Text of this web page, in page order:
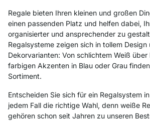
Regale bieten Ihren kleinen und großen
einen passenden Platz und helfen dabei,
organisierter und ansprechender zu
Regalsysteme zeigen sich in tollem Design
Dekorvarianten: Von schlichtem Weiß über
farbigen Akzenten in Blau oder Grau
Sortiment.
Entscheiden Sie sich für ein Regalsystem
jedem Fall die richtige Wahl, denn weiße
gehören schon seit Jahren zu unseren